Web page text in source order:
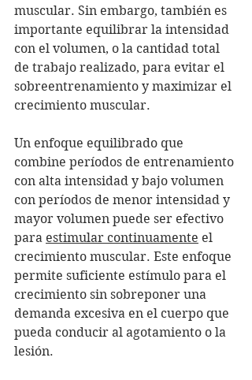
muscular. Sin embargo, también es
importante equilibrar la intensidad
con el volumen, o la cantidad total
de trabajo realizado, para evitar el
sobreentrenamiento y maximizar el
crecimiento muscular.
Un enfoque equilibrado que
combine períodos de entrenamiento
con alta intensidad y bajo volumen
con períodos de menor intensidad y
mayor volumen puede ser efectivo
para estimular continuamente el
crecimiento muscular. Este enfoque
permite suficiente estímulo para el
crecimiento sin sobreponer una
demanda excesiva en el cuerpo que
pueda conducir al agotamiento o la
lesión.